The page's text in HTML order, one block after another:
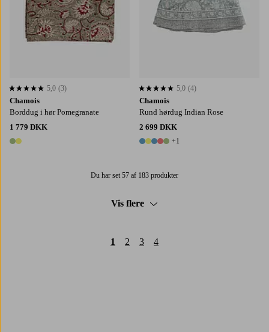
Chamois
Borddug i hør Pomegranate
1 779 DKK
2 farver
5,0 baseret på 3 bedømmelser
5,0 (3)
Chamois
Rund hørdug Indian Rose
2 699 DKK
6 farver
+1
5,0 baseret på 4 bedømmelser
5,0 (4)
Du har set 57 af 183 produkter
Vis flere
1 2 3 4